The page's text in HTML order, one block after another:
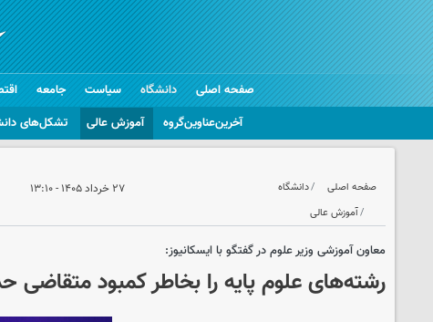
صفحه اصلی
دانشگاه
آخرین‌عناوین‌گروه
آموزش عالی تشکل‌های
سیاست جامعه
صفحه اصلی
دانشگاه
آموزش عالی
۲۷ خرداد ۱۴۰۵ - ۱۳:۱۰
معاون آموزشی وزیر علوم در گفتگو با ایسکانیوز:
رشته‌های علوم پایه را بخاطر کمبود